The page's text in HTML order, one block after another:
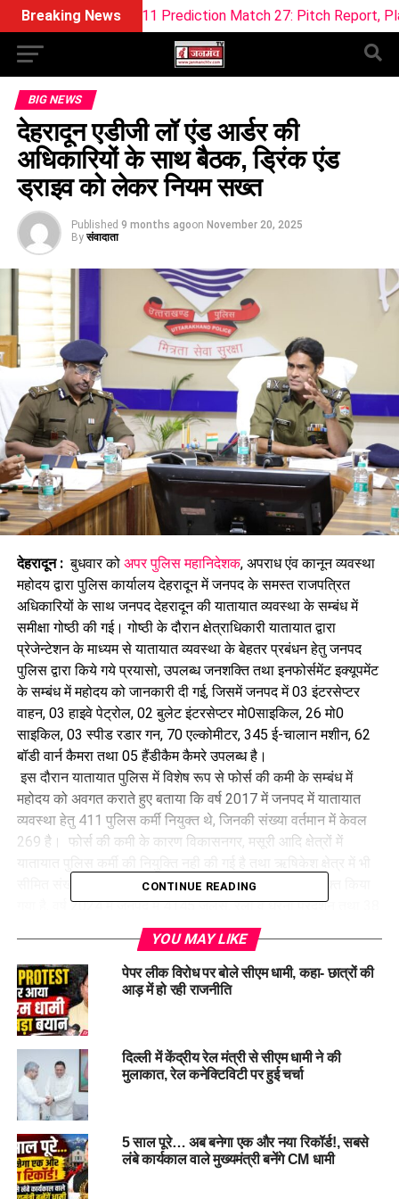
Breaking News
Dream11 Prediction Match 27: Pitch Report, Playing XI &
BIG NEWS
देहरादून एडीजी लॉ एंड आर्डर की
अधिकारियों के साथ बैठक, ड्रिंक एंड
ड्राइव को लेकर नियम सख्त
Published 9 months agoon November 20, 2025
By संवादाता
देहरादून :बुधवार को अपर पुलिस महानिदेशक, अपराध एंव कानून व्यवस्था
महोदय द्वारा पुलिस कार्यालय देहरादून में जनपद के समस्त राजपत्रित
अधिकारियों के साथ जनपद देहरादून की यातायात व्यवस्था के सम्बंध में
समीक्षा गोष्ठी की गई। गोष्ठी के दौरान क्षेत्राधिकारी यातायात द्वारा
प्रेजेन्टेशन के माध्यम से यातायात व्यवस्था के बेहतर प्रबंधन हेतु जनपद
पुलिस द्वारा किये गये प्रयासो, उपलब्ध जनशक्ति तथा इनफोर्समेंट इक्यूपमेंट
के सम्बंध में महोदय को जानकारी दी गई, जिसमें जनपद में 03 इंटरसेप्टर
वाहन, 03 हाइवे पेट्रोल, 02 बुलेट इंटरसेप्टर मो0साइकिल, 26 मो0
साइकिल, 03 स्पीड रडार गन, 70 एल्कोमीटर, 345 ई-चालान मशीन, 62
बॉडी वार्न कैमरा तथा 05 हैंडीकैम कैमरे उपलब्ध है।
इस दौरान यातायात पुलिस में विशेष रूप से फोर्स की कमी के सम्बंध में
महोदय को अवगत कराते हुए बताया कि वर्ष 2017 में जनपद में यातायात
व्यवस्था हेतु 411 पुलिस कर्मी नियुक्त थे, जिनकी संख्या वर्तमान में केवल
269 है। फोर्स की कमी के कारण विकासनगर, मसूरी आदि क्षेत्रों में
सीमित संख्या में ही यातायात व्यवस्था हेतु पुलिस कर्मियों को नियुक्त किया
गया है, वर्ष 2024 में जनपद में 4145 जूलुस, रैली व धरना प्रदर्शन तथा 38
मेले, त्यौहारों का आयोजन हुआ, जबकि इस वर्ष अब तक 2653 जूलुस, रैली
व धरना प्रदर्शन तथा 32 मेले, त्यौहारों का आयोजन किया गया है। वर्ष
2024 में जनपद में 04 वीवीआईपी तथा 2825 वीआईपी भ्रमण कार्यक्रम
हुए, जबकि वर्ष 2025 में अब तक 06 वीवीआईपी तथा 2575 वीआईपी
भ्रमण कार्यक्रम सम्पादित किये गये है। इतनी बडी संख्या में धरना प्रदर्शन,
वीवीआईपी डयूटी एंव अन्य आयोजनों के दौरान यातायात व्यवस्था को दुरस्त
रखने के लिये थानों से अतिरिक्त पुलिस बल को भी यातायात डयूटी में
लगाया जाता है। जनपद के नगर क्षेत्र में लगभग 12 लाख वाहन रजिस्टर है,
जिसके कारण भी लगातार मार्गो पर यातायात का दबाव बना रहता है। इसके
अतिरिक्त जनपद में 20 बॉटल नेक्स को पुलिस द्वारा चिन्हित किया गया है,
जहां यातायात व्यवस्था के संचालन हेतु अतिरिक्त पुलिस बल की
आवश्यकता है। जनपद के आन्तरिक मार्गो पर पीडब्लूडी/यूपीसीएल/गेल/
जल संस्थान आदि विभागो द्वारा भी अलग-अलग समयों पर निमार्ण कार्य किये
CONTINUE READING
YOU MAY LIKE
पेपर लीक विरोध पर बोले सीएम धामी, कहा- छात्रों की
आड़ में हो रही राजनीति
दिल्ली में केंद्रीय रेल मंत्री से सीएम धामी ने की
मुलाकात, रेल कनेक्टिविटी पर हुई चर्चा
5 साल पूरे… अब बनेगा एक और नया रिकॉर्ड!, सबसे
लंबे कार्यकाल वाले मुख्यमंत्री बनेंगे CM धामी